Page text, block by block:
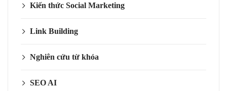
Kiến thức Social Marketing
Link Building
Nghiên cứu từ khóa
SEO AI